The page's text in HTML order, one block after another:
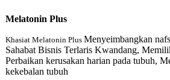
Melatonin Plus
Khasiat Melatonin Plus Menyeimbangkan
Sahabat Bisnis Terlaris Kwandang,
Perbaikan kerusakan harian pada tubuh,
kekebalan tubuh